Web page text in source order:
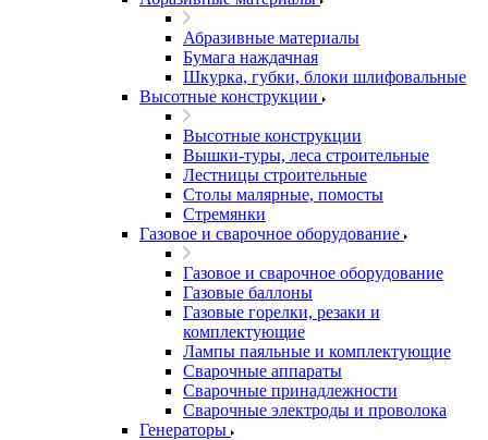
Абразивные материалы
Бумага наждачная
Шкурка, губки, блоки шлифовальные
Высотные конструкции
Высотные конструкции
Вышки-туры, леса строительные
Лестницы строительные
Столы малярные, помосты
Стремянки
Газовое и сварочное оборудование
Газовое и сварочное оборудование
Газовые баллоны
Газовые горелки, резаки и
комплектующие
Лампы паяльные и комплектующие
Сварочные аппараты
Сварочные принадлежности
Сварочные электроды и проволока
Генераторы